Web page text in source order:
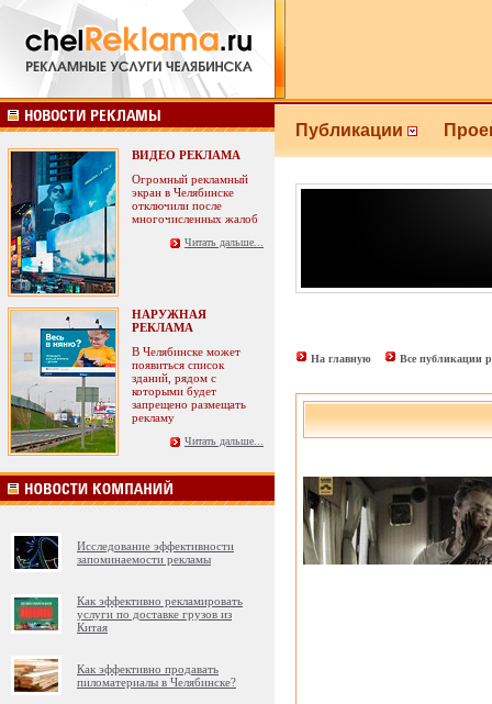
ВИДЕО РЕКЛАМА
Огромный рекламный
экран в Челябинске
отключили после
многочисленных жалоб
Читать дальше...
НАРУЖНАЯ
РЕКЛАМА
В Челябинске может
появиться список
зданий, рядом с
которыми будет
запрещено размещать
рекламу
Читать дальше...
Исследование эффективности
запоминаемости рекламы
Как эффективно рекламировать
услуги по доставке грузов из
Китая
Как эффективно продавать
пиломатериалы в Челябинске?
Публикации
На главную Все публикации